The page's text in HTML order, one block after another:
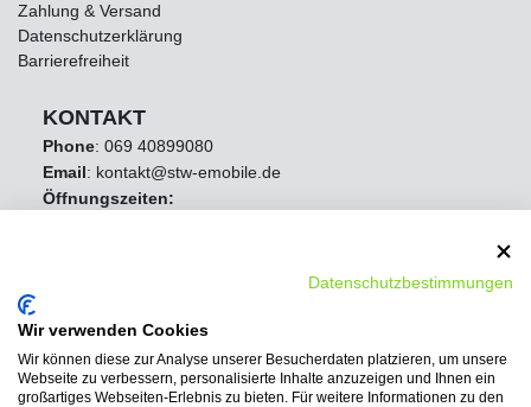
Zahlung & Versand
Datenschutzerklärung
Barrierefreiheit
KONTAKT
Phone: 069 40899080
Email: kontakt@stw-emobile.de
Öffnungszeiten:
Datenschutzbestimmungen
Wir verwenden Cookies
Wir können diese zur Analyse unserer Besucherdaten platzieren, um unsere
Webseite zu verbessern, personalisierte Inhalte anzuzeigen und Ihnen ein
großartiges Webseiten-Erlebnis zu bieten. Für weitere Informationen zu den